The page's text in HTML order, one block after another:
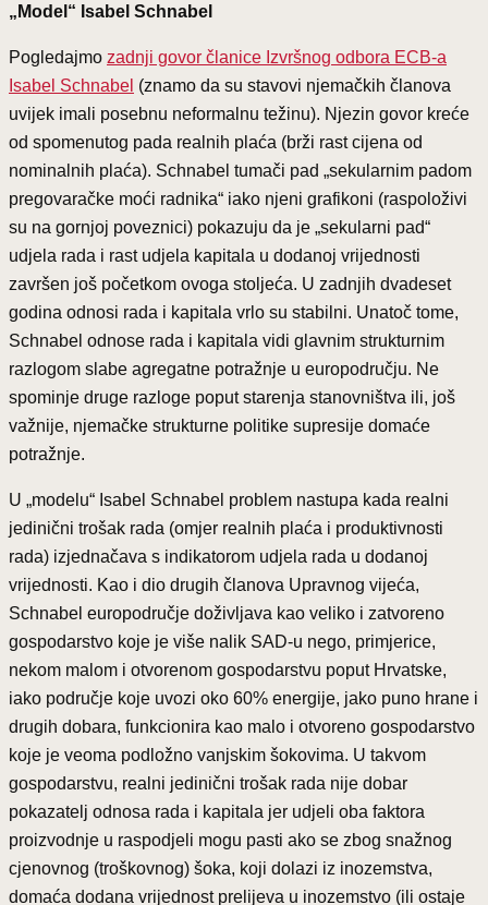
„Model“ Isabel Schnabel
Pogledajmo zadnji govor članice Izvršnog odbora ECB-a
Isabel Schnabel (znamo da su stavovi njemačkih članova
uvijek imali posebnu neformalnu težinu). Njezin govor kreće
od spomenutog pada realnih plaća (brži rast cijena od
nominalnih plaća). Schnabel tumači pad „sekularnim padom
pregovaračke moći radnika“ iako njeni grafikoni (raspoloživi
su na gornjoj poveznici) pokazuju da je „sekularni pad“
udjela rada i rast udjela kapitala u dodanoj vrijednosti
završen još početkom ovoga stoljeća. U zadnjih dvadeset
godina odnosi rada i kapitala vrlo su stabilni. Unatoč tome,
Schnabel odnose rada i kapitala vidi glavnim strukturnim
razlogom slabe agregatne potražnje u europodručju. Ne
spominje druge razloge poput starenja stanovništva ili, još
važnije, njemačke strukturne politike supresije domaće
potražnje.
U „modelu“ Isabel Schnabel problem nastupa kada realni
jedinični trošak rada (omjer realnih plaća i produktivnosti
rada) izjednačava s indikatorom udjela rada u dodanoj
vrijednosti. Kao i dio drugih članova Upravnog vijeća,
Schnabel europodručje doživljava kao veliko i zatvoreno
gospodarstvo koje je više nalik SAD-u nego, primjerice,
nekom malom i otvorenom gospodarstvu poput Hrvatske,
iako područje koje uvozi oko 60% energije, jako puno hrane i
drugih dobara, funkcionira kao malo i otvoreno gospodarstvo
koje je veoma podložno vanjskim šokovima. U takvom
gospodarstvu, realni jedinični trošak rada nije dobar
pokazatelj odnosa rada i kapitala jer udjeli oba faktora
proizvodnje u raspodjeli mogu pasti ako se zbog snažnog
cjenovnog (troškovnog) šoka, koji dolazi iz inozemstva,
domaća dodana vrijednost prelijeva u inozemstvo (ili ostaje